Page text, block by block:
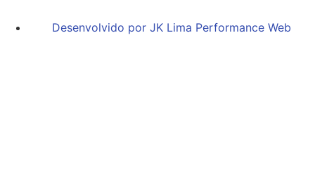
Desenvolvido por JK Lima Performance Web